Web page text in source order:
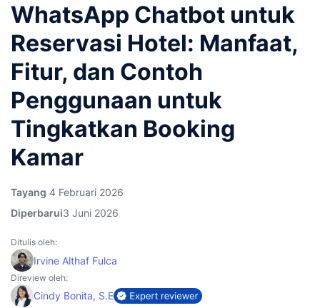
WhatsApp Chatbot untuk
Reservasi Hotel: Manfaat,
Fitur, dan Contoh
Penggunaan untuk
Tingkatkan Booking
Kamar
Tayang 4 Februari 2026
Diperbarui3 Juni 2026
Ditulis oleh:
Irvine Althaf Fulca
Direview oleh:
Cindy Bonita, S.E